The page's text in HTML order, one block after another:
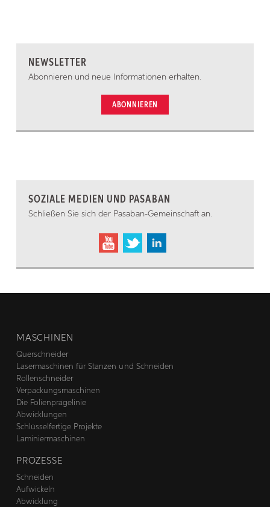
NEWSLETTER
Abonnieren und neue Informationen erhalten.
ABONNIEREN
SOZIALE MEDIEN UND PASABAN
Schließen Sie sich der Pasaban-Gemeinschaft an.
MASCHINEN
Querschneider
Lasermaschinen für Stanzen und Schneiden
Rollenschneider
Verpackungsmaschinen
Die Folienprägelinie
Abwicklungen
Schlüsselfertige Projekte
Laminiermaschinen
PROZESSE
Schneiden
Aufwickeln
Abwicklung